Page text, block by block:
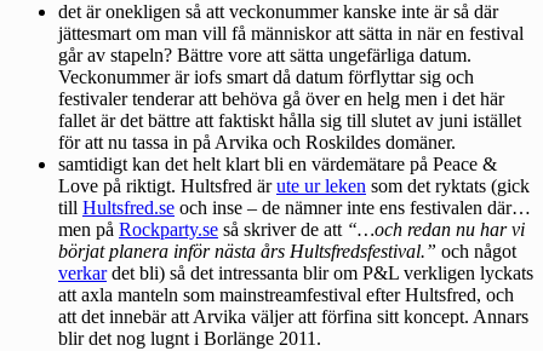
det är onekligen så att veckonummer kanske inte är så där
jättesmart om man vill få människor att sätta in när en festival
går av stapeln? Bättre vore att sätta ungefärliga datum.
Veckonummer är iofs smart då datum förflyttar sig och
festivaler tenderar att behöva gå över en helg men i det här
fallet är det bättre att faktiskt hålla sig till slutet av juni istället
för att nu tassa in på Arvika och Roskildes domäner.
samtidigt kan det helt klart bli en värdemätare på Peace &
Love på riktigt. Hultsfred ärute ur leken som det ryktats (gick
till Hultsfred.se och inse – de nämner inte ens festivalen där…
men på Rockparty.se så skriver de att “…och redan nu har vi
börjat planera inför nästa års Hultsfredsfestival.” och något
verkardet bli) så det intressanta blir om P&L verkligen lyckats
att axla manteln som mainstreamfestival efter Hultsfred, och
att det innebär att Arvika väljer att förfina sitt koncept. Annars
blir det nog lugnt i Borlänge 2011.